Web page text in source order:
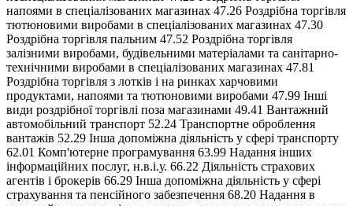
напоями в спеціалізованих магазинах 47.26 Роздрібна торгівля
тютюновими виробами в спеціалізованих магазинах 47.30
Роздрібна торгівля пальним 47.52 Роздрібна торгівля
залізними виробами, будівельними матеріалами та санітарно-
технічними виробами в спеціалізованих магазинах 47.81
Роздрібна торгівля з лотків і на ринках харчовими
продуктами, напоями та тютюновими виробами 47.99 Інші
види роздрібної торгівлі поза магазинами 49.41 Вантажний
автомобільний транспорт 52.24 Транспортне оброблення
вантажів 52.29 Інша допоміжна діяльність у сфері транспорту
62.01 Комп'ютерне програмування 63.99 Надання інших
інформаційних послуг, н.в.і.у. 66.22 Діяльність страхових
агентів і брокерів 66.29 Інша допоміжна діяльність у сфері
страхування та пенсійного забезпечення 68.20 Надання в